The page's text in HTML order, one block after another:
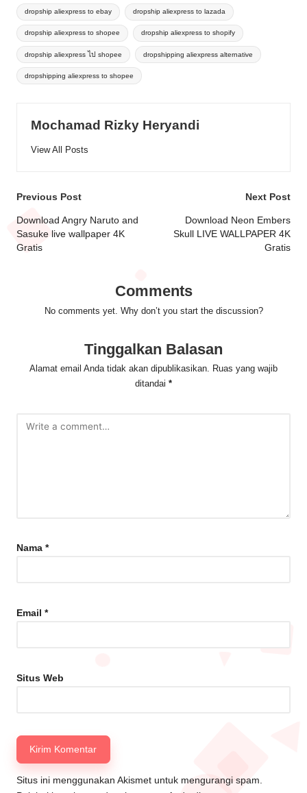
dropship aliexpress to ebay dropship aliexpress to lazada
dropship aliexpress to shopee dropship aliexpress to shopify
dropship aliexpress ไป shopee dropshipping aliexpress alternative
dropshipping aliexpress to shopee
Mochamad Rizky Heryandi
View All Posts
Post
navigation
Previous Post
Download Angry Naruto and
Sasuke live wallpaper 4K
Gratis
Next Post
Download Neon Embers
Skull LIVE WALLPAPER 4K
Gratis
Comments
No comments yet. Why don’t you start the discussion?
Tinggalkan Balasan
Alamat email Anda tidak akan dipublikasikan. Ruas yang wajib
ditandai *
Nama *
Email *
Situs Web
Situs ini menggunakan Akismet untuk mengurangi spam.